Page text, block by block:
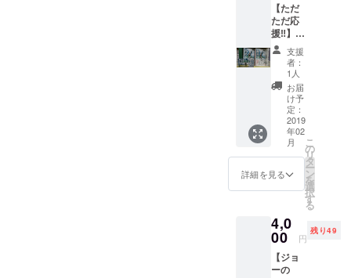
【ただ
ただ応
援‼】
ジョー
さんの
ファン
だか
ら、、
、 面白
そうだ
から応
援す
る！ イ
ベント
は行け
ないけ
はした
い！ も
し、そ
んな方
がいた
支援
者：
1人
お届
け予
定：
2019
年02
月
詳細を見る
こ
の
リ
タ
ー
ン
を
選
択
す
る
4,0
00 円
残り49
【ジョ
ーの